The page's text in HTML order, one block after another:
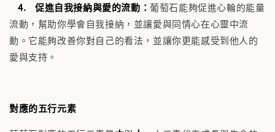
4. 促進自我接納與愛的流動：葡萄石能夠促進心輪的能量
流動，幫助你學會自我接納，並讓愛與同情心在心靈中流
動。它能夠改善你對自己的看法，並讓你更能感受到他人的
愛與支持。
對應的五行元素